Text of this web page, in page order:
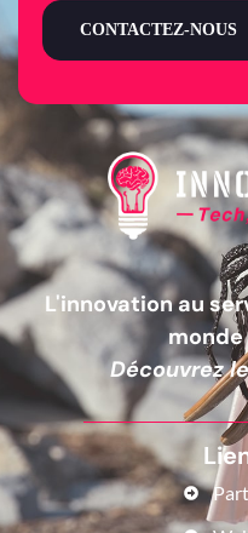
L'innovation au
Découvrez
CONTACTEZ-NOUS